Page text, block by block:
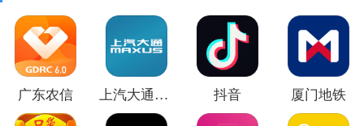
广东农信 上汽大通MAXUS 抖音 厦门地铁